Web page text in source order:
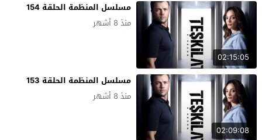
02:15:05
مسلسل المنظمة الحلقة 154
منذ 8 أشهر
02:09:08
مسلسل المنظمة الحلقة 153
منذ 8 أشهر